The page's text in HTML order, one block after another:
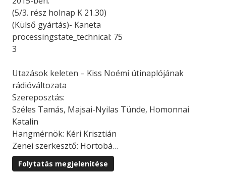
(5/3. rész holnap K 21.30)
(Külső gyártás)- Kaneta
processingstate_technical: 75
3
Utazások keleten – Kiss Noémi útinaplójának
rádióváltozata
Szereposztás:
Széles Tamás, Majsai-Nyilas Tünde, Homonnai
Katalin
Hangmérnök: Kéri Krisztián
Zenei szerkesztő: Hortobá…
Folytatás megjelenítése